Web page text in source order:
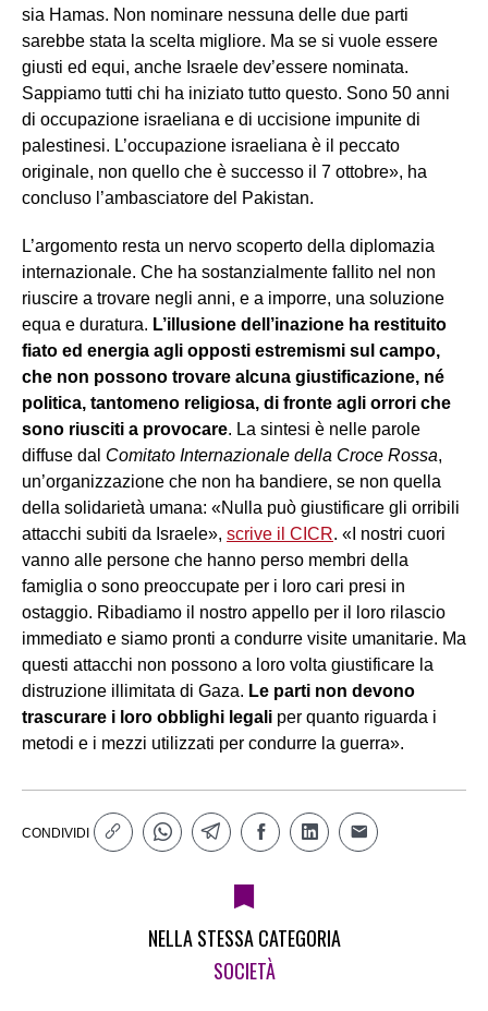
sia Hamas. Non nominare nessuna delle due parti
sarebbe stata la scelta migliore. Ma se si vuole essere
giusti ed equi, anche Israele dev’essere nominata.
Sappiamo tutti chi ha iniziato tutto questo. Sono 50 anni
di occupazione israeliana e di uccisione impunite di
palestinesi. L’occupazione israeliana è il peccato
originale, non quello che è successo il 7 ottobre», ha
concluso l’ambasciatore del Pakistan.
L’argomento resta un nervo scoperto della diplomazia
internazionale. Che ha sostanzialmente fallito nel non
riuscire a trovare negli anni, e a imporre, una soluzione
equa e duratura. L’illusione dell’inazione ha restituito
fiato ed energia agli opposti estremismi sul campo,
che non possono trovare alcuna giustificazione, né
politica, tantomeno religiosa, di fronte agli orrori che
sono riusciti a provocare. La sintesi è nelle parole
diffuse dal Comitato Internazionale della Croce Rossa,
un’organizzazione che non ha bandiere, se non quella
della solidarietà umana: «Nulla può giustificare gli orribili
attacchi subiti da Israele», scrive il CICR. «I nostri cuori
vanno alle persone che hanno perso membri della
famiglia o sono preoccupate per i loro cari presi in
ostaggio. Ribadiamo il nostro appello per il loro rilascio
immediato e siamo pronti a condurre visite umanitarie. Ma
questi attacchi non possono a loro volta giustificare la
distruzione illimitata di Gaza. Le parti non devono
trascurare i loro obblighi legali per quanto riguarda i
metodi e i mezzi utilizzati per condurre la guerra».
CONDIVIDI
NELLA STESSA CATEGORIA
SOCIETÀ